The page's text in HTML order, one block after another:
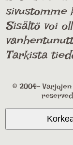
sivustomme
Sisältö voi
Tarkista
© 2004-